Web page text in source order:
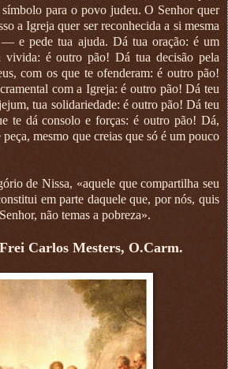
símbolo para o povo judeu. O Senhor quer
a Igreja quer ser reconhecida a si mesma
— e pede tua ajuda. Dá tua oração: é um
vivida: é outro pão! Dá tua decisão pela
com os que te ofenderam: é outro pão!
com a Igreja: é outro pão! Dá teu
tua solidariedade: é outro pão! Dá teu
te dá consolo e forças: é outro pão! Dá,
mesmo que creias que só é um pouco
de Nissa, «aquele que compartilha seu
em parte daquele que, por nós, quis
não temas a pobreza».
Carlos Mesters, O.Carm.